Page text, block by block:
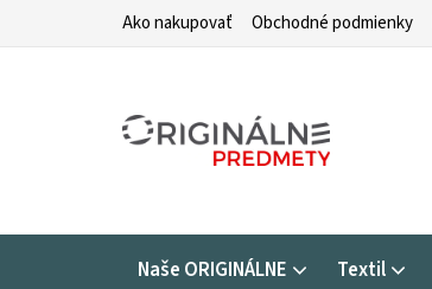
Ako nakupovať Obchodné podmienky
Naše ORIGINÁLNE Textil